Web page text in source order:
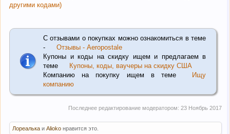
другими кодами)
С отзывами о покупках можно ознакомиться в теме
-
Отзывы - Aeropostale
Купоны и коды на скидку ищем и предлагаем в
теме
Купоны, коды, ваучеры на скидку США
Компанию на покупку ищем в теме
Ищу
компанию
Последнее редактирование модератором: 23 Ноябрь 2017
Лореалька и Alioko нравится это.